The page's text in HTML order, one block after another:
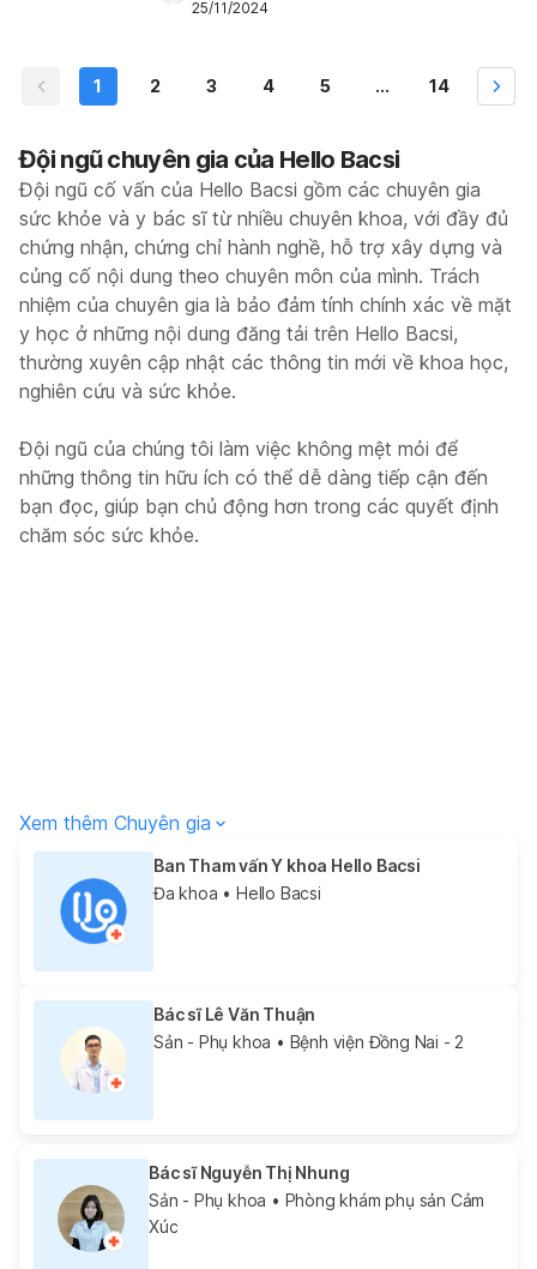
25/11/2024
1 2 3 4 5 ... 14
Đội ngũ chuyên gia của Hello Bacsi
Đội ngũ cố vấn của Hello Bacsi gồm các chuyên gia
sức khỏe và y bác sĩ từ nhiều chuyên khoa, với đầy đủ
chứng nhận, chứng chỉ hành nghề, hỗ trợ xây dựng và
củng cố nội dung theo chuyên môn của mình. Trách
nhiệm của chuyên gia là bảo đảm tính chính xác về mặt
y học ở những nội dung đăng tải trên Hello Bacsi,
thường xuyên cập nhật các thông tin mới về khoa học,
nghiên cứu và sức khỏe.
Đội ngũ của chúng tôi làm việc không mệt mỏi để
những thông tin hữu ích có thể dễ dàng tiếp cận đến
bạn đọc, giúp bạn chủ động hơn trong các quyết định
chăm sóc sức khỏe.
Xem thêm Chuyên gia
Ban Tham vấn Y khoa Hello Bacsi
Đa khoa • Hello Bacsi
Bác sĩ Lê Văn Thuận
Sản - Phụ khoa • Bệnh viện Đồng Nai - 2
Bác sĩ Nguyễn Thị Nhung
Sản - Phụ khoa • Phòng khám phụ sản Cảm
Xúc